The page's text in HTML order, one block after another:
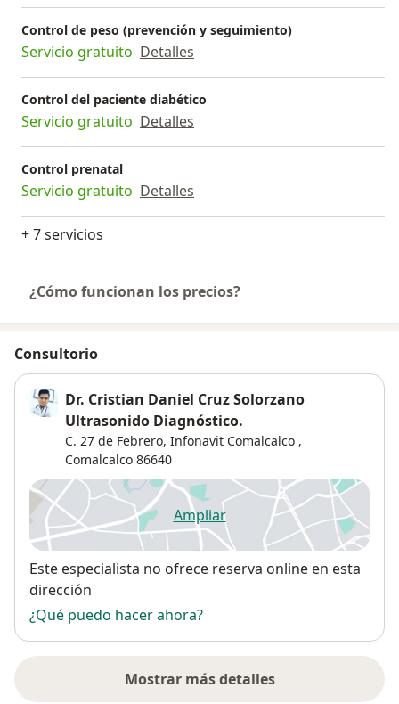
Control de peso (prevención y seguimiento)
Servicio gratuito Detalles
Control del paciente diabético
Servicio gratuito Detalles
Control prenatal
Servicio gratuito Detalles
+ 7 servicios
¿Cómo funcionan los precios?
Consultorio
Dr. Cristian Daniel Cruz Solorzano
Ultrasonido Diagnóstico.
C. 27 de Febrero, Infonavit Comalcalco ,
Comalcalco 86640
Ampliarse abre en una nueva
Disponibilidad
Este especialista no ofrece reserva online en esta
dirección
¿Qué puedo hacer ahora?
Mostrar más detalles
sobre la dirección